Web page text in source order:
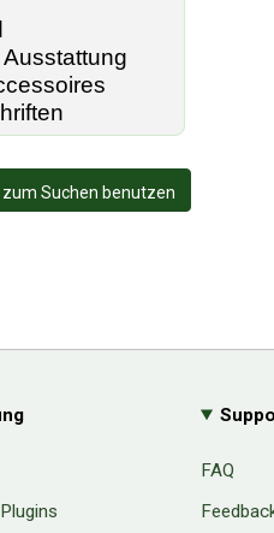
Suchen benutzen
FAQ